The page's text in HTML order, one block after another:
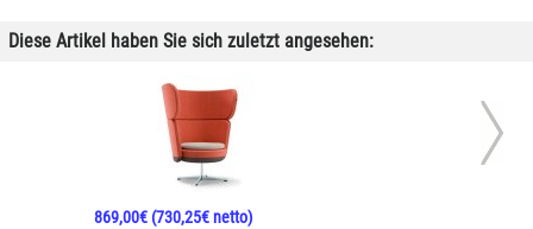
Diese Artikel haben Sie sich zuletzt angesehen:
869,00€(730,25€ netto)